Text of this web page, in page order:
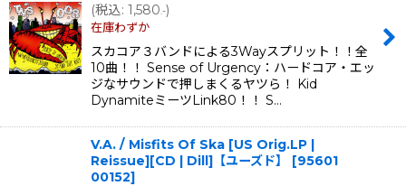
(税込: 1,580.-)
在庫わずか
スカコア３バンドによる3Wayスプリット！！全
10曲！！ Sense of Urgency：ハードコア・エッ
ジなサウンドで押しまくるヤツら！ Kid
DynamiteミーツLink80！！ S…
V.A. / Misfits Of Ska [US Orig.LP |
Reissue][CD | Dill]【ユーズド】
[95601
00152]